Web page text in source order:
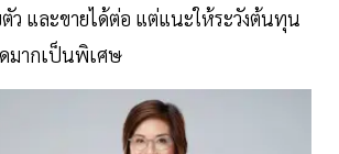
ว และขายได้ต่อ แต่แนะให้ระวังต้นทุน
มากเป็นพิเศษ